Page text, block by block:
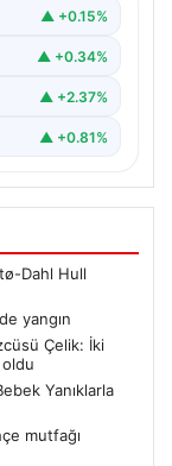
▲ +0.15%
▲ +0.34%
▲ +2.37%
▲ +0.81%
Dahl Hull
yangın
Çelik: İki
oldu
Yanıklarla
mutfağı